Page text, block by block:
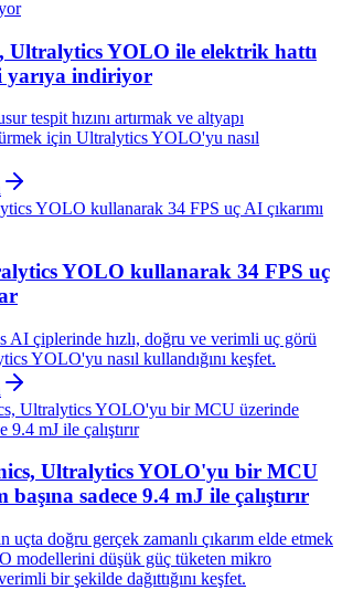
Ultralytics YOLO ile elektrik hattı
yarıya indiriyor
tespit hızını artırmak ve altyapı
için Ultralytics YOLO'yu nasıl
YOLO kullanarak 34 FPS uç
AI çiplerinde hızlı, doğru ve verimli uç görü
YOLO'yu nasıl kullandığını keşfet.
Ultralytics YOLO'yu bir MCU
başına sadece 9.4 mJ ile çalıştırır
uçta doğru gerçek zamanlı çıkarım elde etmek
modellerini düşük güç tüketen mikro
bir şekilde dağıttığını keşfet.